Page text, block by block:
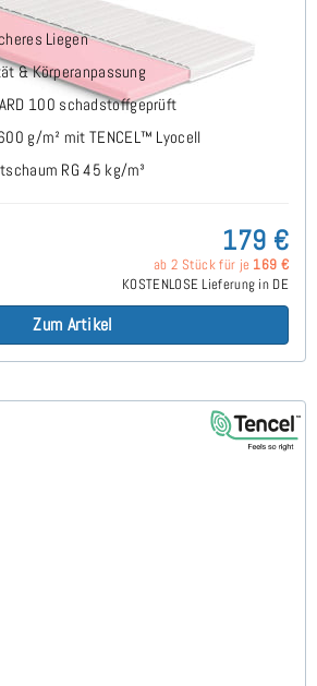
Liegen
& Körperanpassung
100 schadstoffgeprüft
g/m² mit TENCEL™ Lyocell
RG 45 kg/m³
179 €
ab 2 Stück für je 169 €
KOSTENLOSE Lieferung in DE
Zum Artikel